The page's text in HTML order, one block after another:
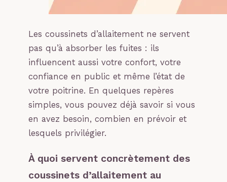
Les coussinets d’allaitement ne servent
pas qu’à absorber les fuites : ils
influencent aussi votre confort, votre
confiance en public et même l’état de
votre poitrine. En quelques repères
simples, vous pouvez déjà savoir si vous
en avez besoin, combien en prévoir et
lesquels privilégier.
À quoi servent concrètement des
coussinets d’allaitement au